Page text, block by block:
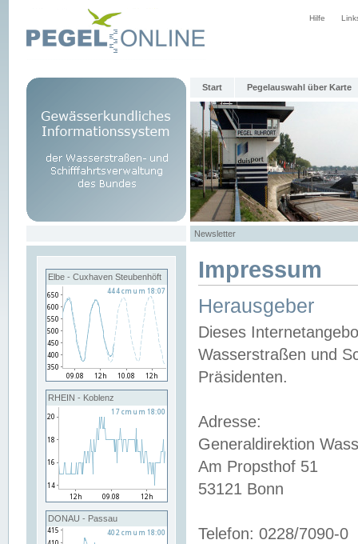
Hilfe
Start Pegelauswahl über Karte
Newsletter
Elbe - Cuxhaven Steubenhöft
RHEIN - Koblenz
DONAU - Passau
Impressum
Herausgeber
Dieses
Wasserstraßen und
Präsidenten.
Adresse:
Generaldirektion
Am Propsthof 51
53121 Bonn
Telefon: 0228/7090-0